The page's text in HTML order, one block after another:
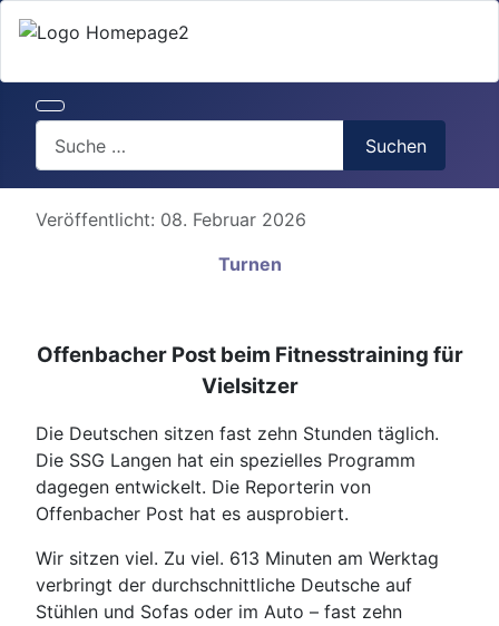
Suchen
Details
Veröffentlicht: 08. Februar 2026
Turnen
Offenbacher Post beim Fitnesstraining für
Vielsitzer
Die Deutschen sitzen fast zehn Stunden täglich.
Die SSG Langen hat ein spezielles Programm
dagegen entwickelt. Die Reporterin von
Offenbacher Post hat es ausprobiert.
Wir sitzen viel. Zu viel. 613 Minuten am Werktag
verbringt der durchschnittliche Deutsche auf
Stühlen und Sofas oder im Auto – fast zehn